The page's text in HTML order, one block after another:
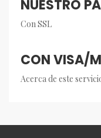
NUESTRO
Con SSL
CON VISA/
Acerca de este